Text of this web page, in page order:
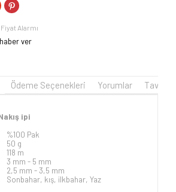
Fiyat Alarmı
ver
Ödeme Seçenekleri Yorumlar
ipi
%100 Pak
50 g
118 m
3 mm - 5 mm
2,5 mm - 3,5 mm
Sonbahar, kış, ilkbahar, Yaz